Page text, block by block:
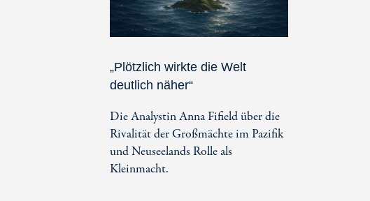
„Plötzlich wirkte die Welt
deutlich näher“
Die Analystin Anna Fifield über die
Rivalität der Großmächte im Pazifik
und Neuseelands Rolle als
Kleinmacht.